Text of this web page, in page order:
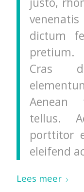
dictum
Cras
Aenean
tellus.
porttitor
eleifend
Lees meer